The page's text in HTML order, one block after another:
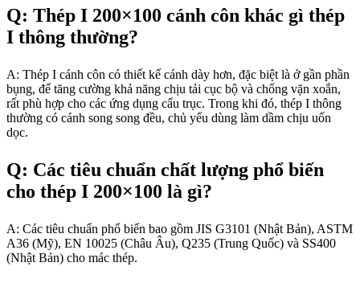
Q: Thép I 200×100 cánh côn khác gì thép
I thông thường?
A: Thép I cánh côn có thiết kế cánh dày hơn, đặc biệt là ở gần phần
bụng, để tăng cường khả năng chịu tải cục bộ và chống vặn xoắn,
rất phù hợp cho các ứng dụng cẩu trục. Trong khi đó, thép I thông
thường có cánh song song đều, chủ yếu dùng làm dầm chịu uốn
dọc.
Q: Các tiêu chuẩn chất lượng phổ biến
cho thép I 200×100 là gì?
A: Các tiêu chuẩn phổ biến bao gồm JIS G3101 (Nhật Bản), ASTM
A36 (Mỹ), EN 10025 (Châu Âu), Q235 (Trung Quốc) và SS400
(Nhật Bản) cho mác thép.